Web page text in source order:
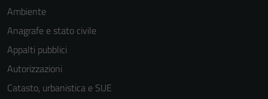
Ambiente
Anagrafe e stato civile
Appalti pubblici
Autorizzazioni
Catasto, urbanistica e SUE